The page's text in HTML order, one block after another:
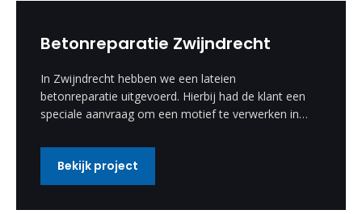
Betonreparatie Zwijndrecht
In Zwijndrecht hebben we een lateien
betonreparatie uitgevoerd. Hierbij had de klant een
speciale aanvraag om een motief te verwerken in
uitgevoerd en is een enorm mooi resultaat
geworden.
Bekijk project